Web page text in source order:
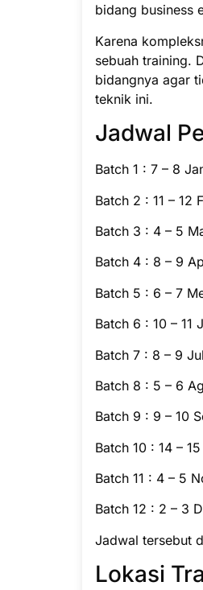
bidang business
Karena
sebuah training.
bidangnya agar
teknik ini.
Jadwal
Batch 1 : 7 – 8
Batch 2 : 11 – 12
Batch 3 : 4 – 5
Batch 4 : 8 – 9
Batch 5 : 6 – 7
Batch 6 : 10 – 11
Batch 7 : 8 – 9
Batch 8 : 5 – 6
Batch 9 : 9 – 10
Batch 10 : 14 –
Batch 11 : 4 – 5
Batch 12 : 2 – 3
Jadwal tersebut
Lokasi